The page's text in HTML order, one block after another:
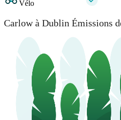
Vélo
Carlow à Dublin Émissions